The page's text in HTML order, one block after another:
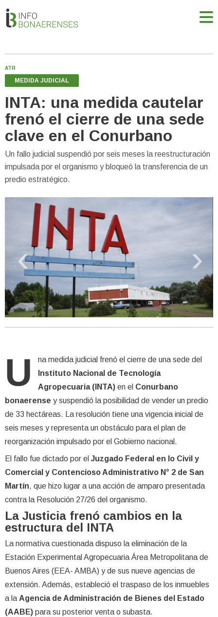
ATR
MEDIDA JUDICIAL
INTA: una medida cautelar
frenó el cierre de una sede
clave en el Conurbano
Un fallo judicial suspendió por seis meses la reestructuración
impulsada por el organismo y bloqueó la transferencia de un
predio estratégico.
‹ ›
U
na medida judicial frenó el cierre de una sede del
Instituto Nacional de Tecnología
Agropecuaria (INTA) en el Conurbano
bonaerense y suspendió la posibilidad de vender un predio
de 33 hectáreas. La resolución tiene una vigencia inicial de
seis meses y representa un obstáculo para el plan de
reorganización impulsado por el Gobierno nacional.
El fallo fue dictado por el Juzgado Federal en lo Civil y
Comercial y Contencioso Administrativo N° 2 de San
Martín, que hizo lugar a una acción de amparo presentada
contra la Resolución 27/26 del organismo.
La Justicia frenó cambios en la
estructura del INTA
La normativa cuestionada dispuso la eliminación de la
Estación Experimental Agropecuaria Área Metropolitana de
Buenos Aires (EEA- AMBA) y de sus nueve agencias de
extensión. Además, estableció el traspaso de los inmuebles
a la Agencia de Administración de Bienes del Estado
(AABE) para su posterior venta o subasta.